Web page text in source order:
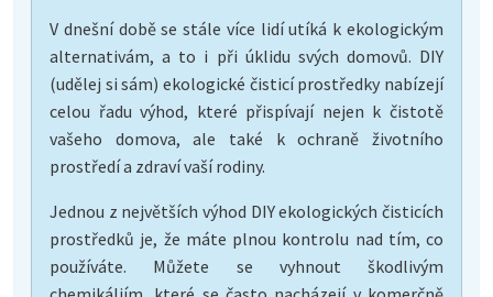
V dnešní době se stále více lidí utíká k ekologickým
alternativám, a to i při úklidu svých domovů. DIY
(udělej si sám) ekologické čisticí prostředky nabízejí
celou řadu výhod, které přispívají nejen k čistotě
vašeho domova, ale také k ochraně životního
prostředí a zdraví vaší rodiny.
Jednou z největších výhod DIY ekologických čisticích
prostředků je, že máte plnou kontrolu nad tím, co
používáte. Můžete se vyhnout škodlivým